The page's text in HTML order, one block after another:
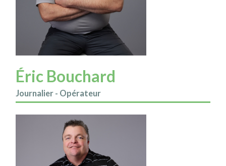
Éric Bouchard
Journalier - Opérateur